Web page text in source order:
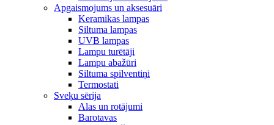
Apgaismojums un aksesuāri
Keramikas lampas
Siltuma lampas
UVB lampas
Lampu turētāji
Lampu abažūri
Siltuma spilventiņi
Termostati
Sveķu sērija
Alas un rotājumi
Barotavas